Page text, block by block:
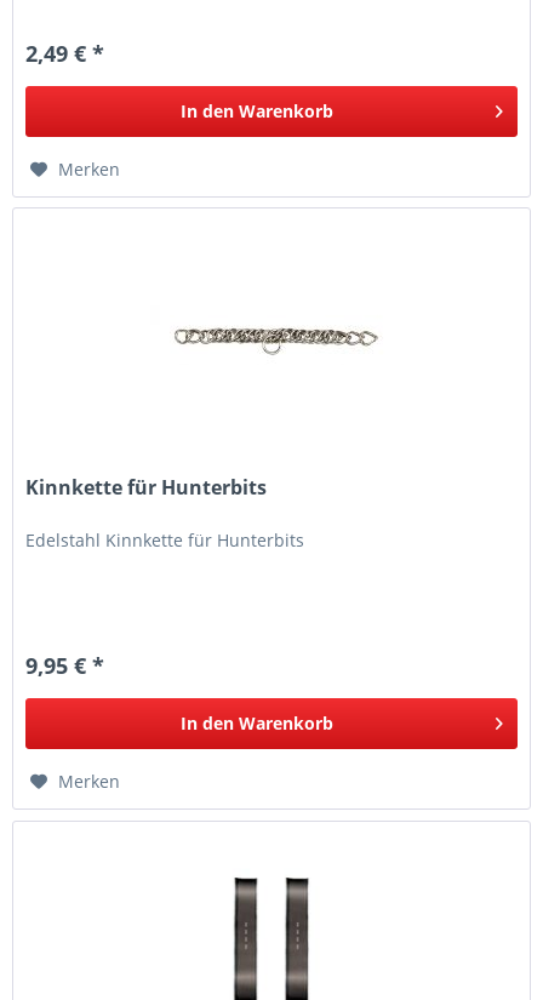
2,49 € *
In den Warenkorb
Merken
Kinnkette für Hunterbits
Edelstahl Kinnkette für Hunterbits
9,95 € *
In den Warenkorb
Merken